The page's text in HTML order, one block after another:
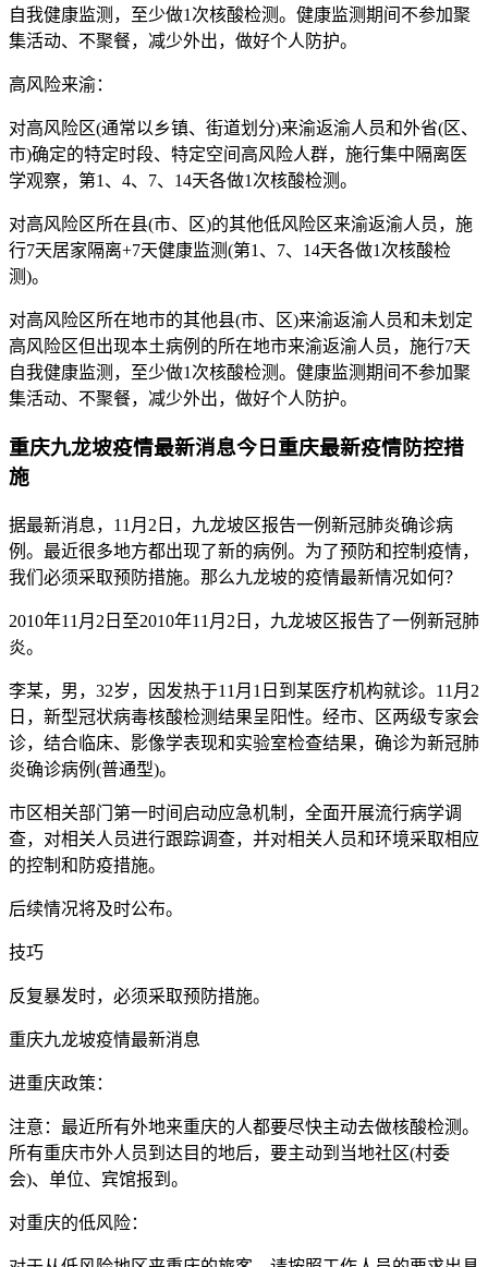
自我健康监测，至少做1次核酸检测。健康监测期间不参加聚
集活动、不聚餐，减少外出，做好个人防护。
高风险来渝：
对高风险区(通常以乡镇、街道划分)来渝返渝人员和外省(区、
市)确定的特定时段、特定空间高风险人群，施行集中隔离医
学观察，第1、4、7、14天各做1次核酸检测。
对高风险区所在县(市、区)的其他低风险区来渝返渝人员，施
行7天居家隔离+7天健康监测(第1、7、14天各做1次核酸检
测)。
对高风险区所在地市的其他县(市、区)来渝返渝人员和未划定
高风险区但出现本土病例的所在地市来渝返渝人员，施行7天
自我健康监测，至少做1次核酸检测。健康监测期间不参加聚
集活动、不聚餐，减少外出，做好个人防护。
重庆九龙坡疫情最新消息今日重庆最新疫情防控措
施
据最新消息，11月2日，九龙坡区报告一例新冠肺炎确诊病
例。最近很多地方都出现了新的病例。为了预防和控制疫情，
我们必须采取预防措施。那么九龙坡的疫情最新情况如何？
2010年11月2日至2010年11月2日，九龙坡区报告了一例新冠肺
炎。
李某，男，32岁，因发热于11月1日到某医疗机构就诊。11月2
日，新型冠状病毒核酸检测结果呈阳性。经市、区两级专家会
诊，结合临床、影像学表现和实验室检查结果，确诊为新冠肺
炎确诊病例(普通型)。
市区相关部门第一时间启动应急机制，全面开展流行病学调
查，对相关人员进行跟踪调查，并对相关人员和环境采取相应
的控制和防疫措施。
后续情况将及时公布。
技巧
反复暴发时，必须采取预防措施。
重庆九龙坡疫情最新消息
进重庆政策：
注意：最近所有外地来重庆的人都要尽快主动去做核酸检测。
所有重庆市外人员到达目的地后，要主动到当地社区(村委
会)、单位、宾馆报到。
对重庆的低风险：